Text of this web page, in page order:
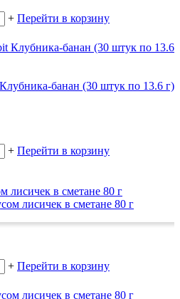
+ Перейти в корзину
банан (30 штук по 13.6 г)
+ Перейти в корзину
лисичек в сметане 80 г
+ Перейти в корзину